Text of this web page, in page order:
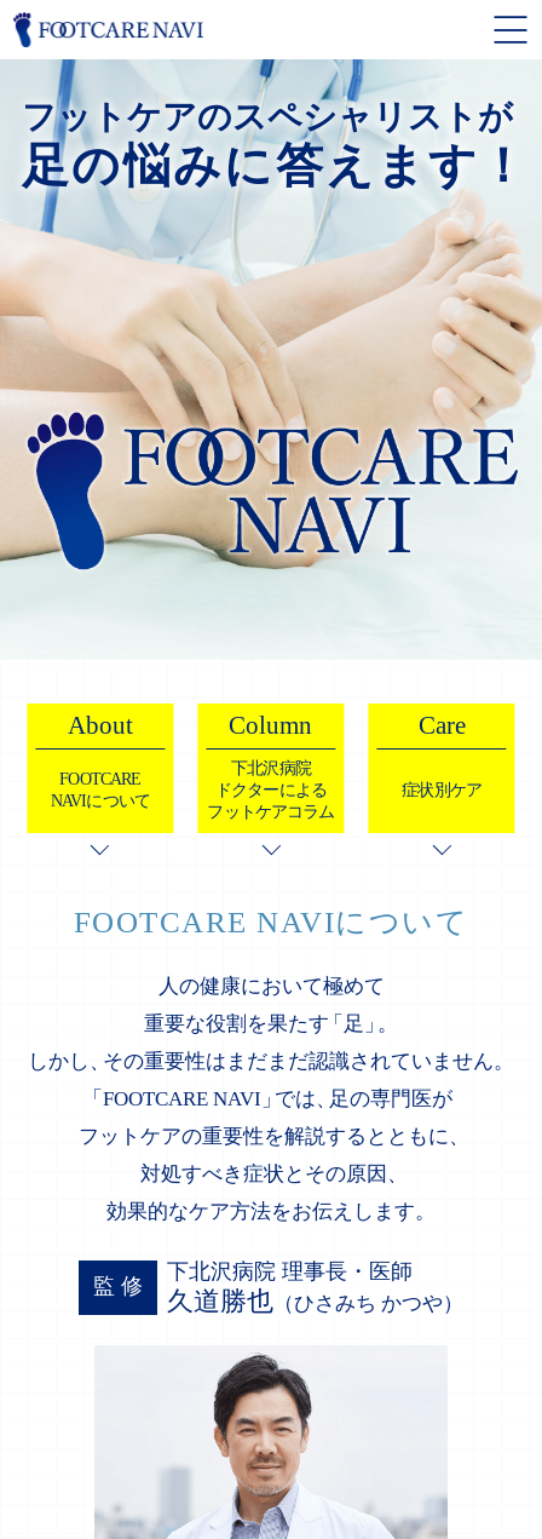
フットケアのスペシャリストが
足の悩みに答えます！
About
FOOTCARE
NAVIについて
Column
下北沢病院
ドクターによる
フットケアコラム
Care
症状別ケア
FOOTCARE NAVIについて
人の健康において極めて
重要な役割を果たす「 足 」。
しかし 、 その重要性はまだまだ認識されていません。
「 FOOTCARE NAVI 」では、 足の専門医が
フットケアの重要性を解説するとともに、
対処すべき症状とその原因 、
効果的なケア方法をお伝えします。
監 修
下北沢病院 理事長・医師
久道勝也 （ひさみち かつや）